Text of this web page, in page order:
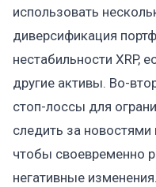
использовать
диверсификация
нестабильности XRP,
другие активы. Во-
стоп-лоссы для
следить за новостями
чтобы своевременно
негативные